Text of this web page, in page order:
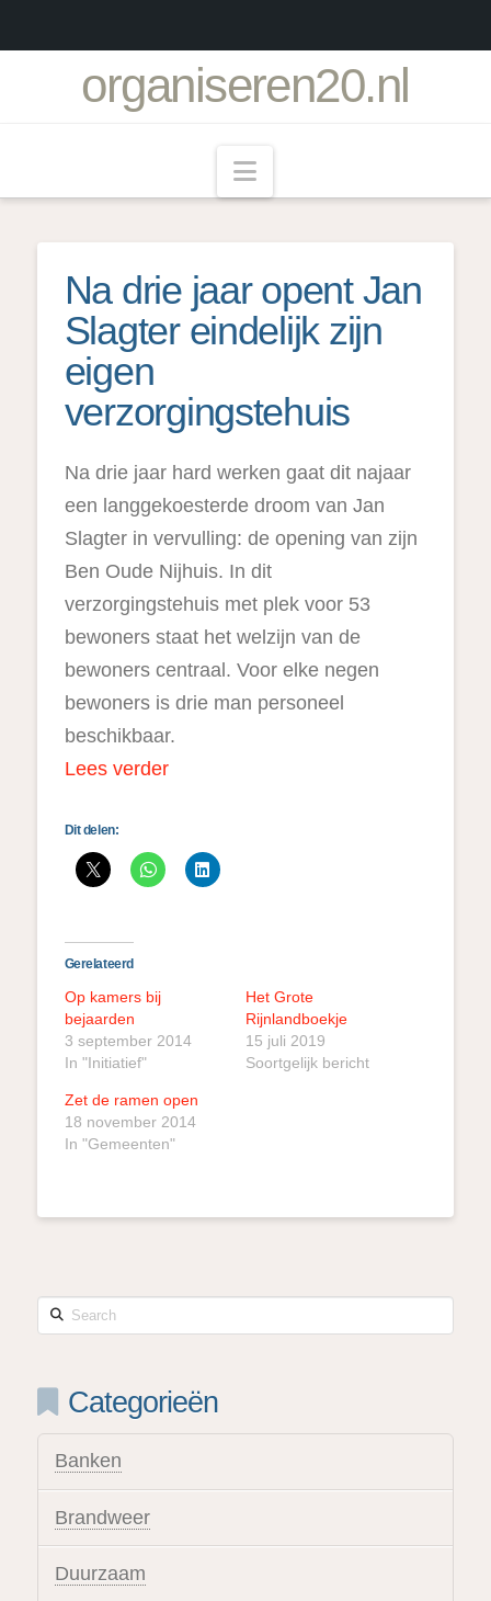
organiseren20.nl
Navigation
Na drie jaar opent Jan
Slagter eindelijk zijn
eigen
verzorgingstehuis
Na drie jaar hard werken gaat dit najaar
een langgekoesterde droom van Jan
Slagter in vervulling: de opening van zijn
Ben Oude Nijhuis. In dit
verzorgingstehuis met plek voor 53
bewoners staat het welzijn van de
bewoners centraal. Voor elke negen
bewoners is drie man personeel
beschikbaar.
Lees verder
Dit delen:
Gerelateerd
Op kamers bij
bejaarden
3 september 2014
In "Initiatief"
Het Grote
Rijnlandboekje
15 juli 2019
Soortgelijk bericht
Zet de ramen open
18 november 2014
In "Gemeenten"
Search
Categorieën
Banken
Brandweer
Duurzaam